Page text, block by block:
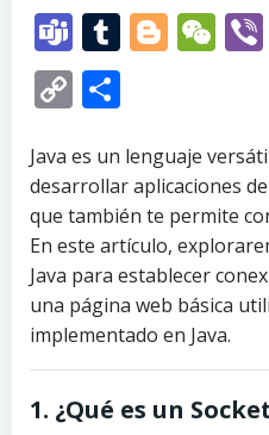
Teams
Tumblr
Copy
Link
Java es un lenguaje
desarrollar aplicaciones
que también te permite
En este artículo,
Java para establecer
una página web básica
implementado en Java.
1. ¿Qué es un